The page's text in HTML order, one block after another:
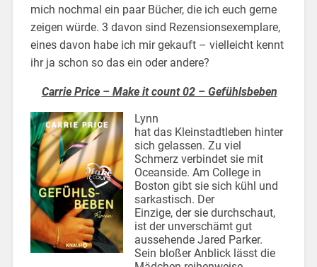
mich nochmal ein paar Bücher, die ich euch gerne
zeigen würde. 3 davon sind Rezensionsexemplare,
eines davon habe ich mir gekauft – vielleicht kennt
ihr ja schon so das ein oder andere?
Carrie Price – Make it count 02 – Gefühlsbeben
Lynn
hat das Kleinstadtleben hinter
sich gelassen. Zu viel
Schmerz verbindet sie mit
Oceanside. Am College in
Boston gibt sie sich kühl und
sarkastisch. Der
Einzige, der sie durchschaut,
ist der unverschämt gut
aussehende Jared Parker.
Sein bloßer Anblick lässt die